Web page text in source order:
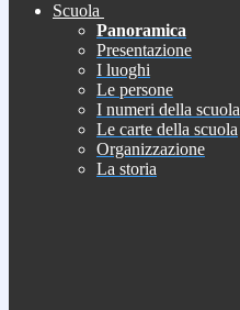
Scuola
Panoramica
Presentazione
I luoghi
Le persone
I numeri della scuola
Le carte della scuola
Organizzazione
La storia